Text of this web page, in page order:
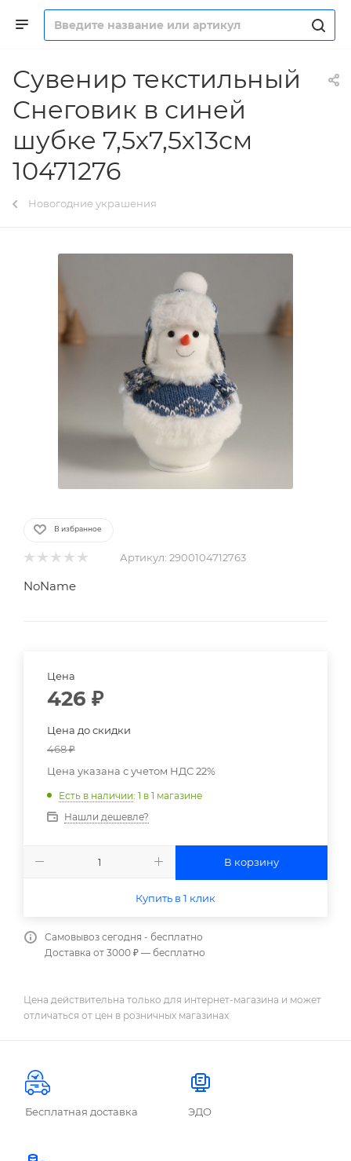
Сувенир текстильный
Снеговик в синей
шубке 7,5х7,5х13см
10471276
Новогодние украшения
В избранное
Артикул: 2900104712763
NoName
Цена
426 ₽
Цена до скидки
468₽
Цена указана с учетом НДС 22%
Есть в наличии: 1 в 1 магазине
Нашли дешевле?
В корзину
Купить в 1 клик
Самовывоз сегодня - бесплатно
Доставка от 3000 ₽ — бесплатно
Цена действительна только для интернет-магазина и может
отличаться от цен в розничных магазинах
Бесплатная доставка ЭДО